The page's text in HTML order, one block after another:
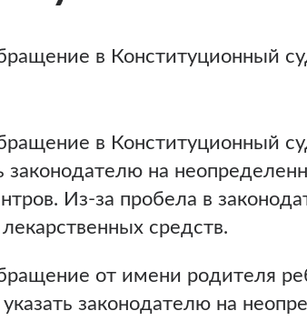
в Конституционный
в Конституционный
законодателю на
Из-за пробела в
средств.
от имени родителя
законодателю на